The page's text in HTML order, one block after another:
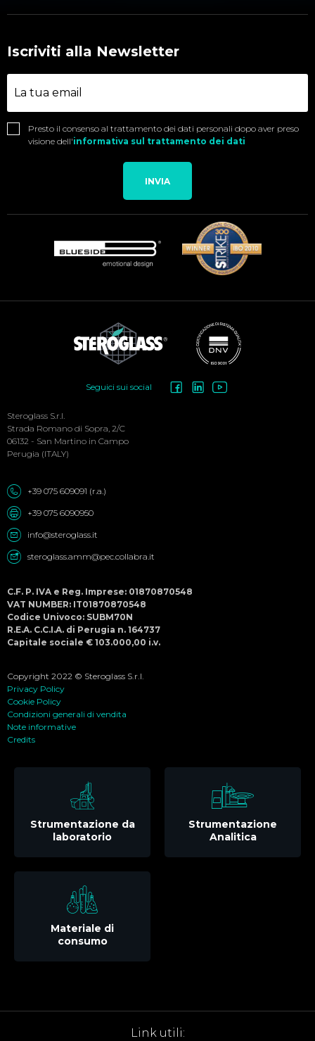
Iscriviti alla Newsletter
Presto il consenso al trattamento dei dati personali dopo aver preso
visione dell'informativa sul trattamento dei dati
INVIA
Menu
Seguici sui social
Steroglass S.r.l.
Strada Romano di Sopra, 2/C
06132 - San Martino in Campo
Perugia (ITALY)
+39 075 609091 (r.a.)
+39 075 6090950
info@steroglass.it
steroglass.amm@pec.collabra.it
C.F. P. IVA e Reg. Imprese: 01870870548
VAT NUMBER: IT01870870548
Codice Univoco: SUBM70N
R.E.A. C.C.I.A. di Perugia n. 164737
Capitale sociale € 103.000,00 i.v.
Copyright 2022 © Steroglass S.r.l.
Privacy Policy
Cookie Policy
Condizioni generali di vendita
Note informative
Credits
Strumentazione da
laboratorio
Strumentazione
Analitica
Materiale di
consumo
Link utili: